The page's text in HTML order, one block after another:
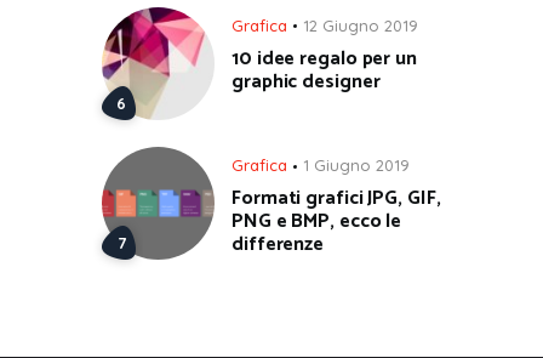
Grafica 12 Giugno 2019
10 idee regalo per un
graphic designer
Grafica 1 Giugno 2019
Formati grafici JPG, GIF,
PNG e BMP, ecco le
differenze